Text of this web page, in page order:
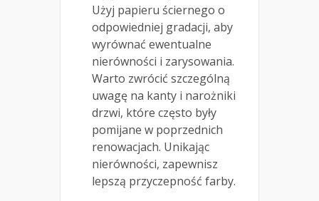
Użyj papieru ściernego o
odpowiedniej gradacji, aby
wyrównać ewentualne
nierówności i zarysowania.
Warto zwrócić szczególną
uwagę na kanty i narożniki
drzwi, które często były
pomijane w poprzednich
renowacjach. Unikając
nierówności, zapewnisz
lepszą przyczepność farby.